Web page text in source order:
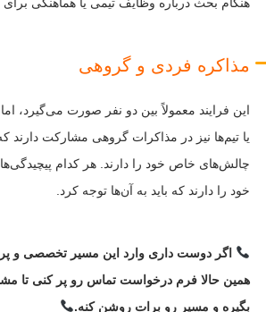
مذاکره فردی و گروهی
این فرایند معمولاً بین دو نفر صورت می‌گیرد،
یا تیم‌ها نیز در مذاکرات گروهی مشارکت دارند
چالش‌های خاص خود را دارند. هر کدام
خود را دارند که باید به آن‌ها توجه کرد.
اگر دوست داری وارد این مسیر تخصصی و
همین حالا فرم درخواست تماس رو پر کنی تا
بگیره و مسیر رو برات روشن کنه.